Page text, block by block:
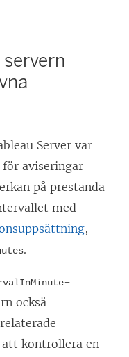
Server var
aviseringar
på prestanda
med
,
.
-
också
att kontrollera en